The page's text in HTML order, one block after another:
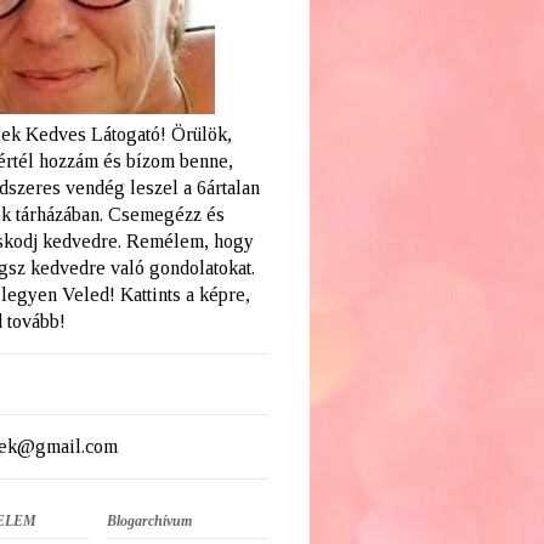
Kedves Látogató! Örülök,
hozzám és bízom benne,
vendég leszel a 6ártalan
tárházában. Csemegézz és
kedvedre. Remélem, hogy
kedvedre való gondolatokat.
Veled! Kattints a képre,
tovább!
Blogarchívum